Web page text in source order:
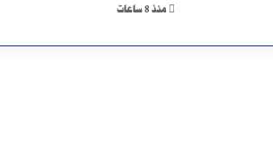
منذ 8 ساعات